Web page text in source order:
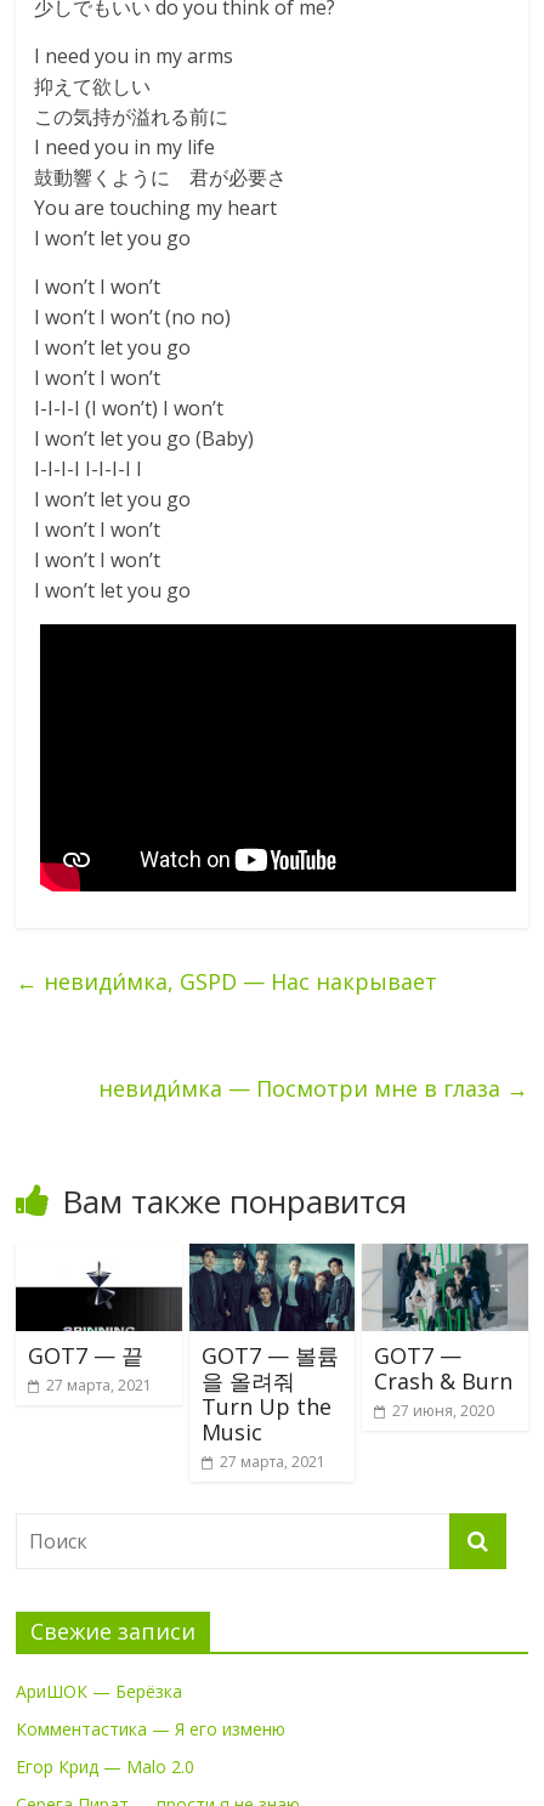
少しでもいい do you think of me?
I need you in my arms
抑えて欲しい
この気持が溢れる前に
I need you in my life
鼓動響くように 君が必要さ
You are touching my heart
I won’t let you go
I won’t I won’t
I won’t I won’t (no no)
I won’t let you go
I won’t I won’t
I-I-I-I (I won’t) I won’t
I won’t let you go (Baby)
I-I-I-I I-I-I-I I
I won’t let you go
I won’t I won’t
I won’t I won’t
I won’t let you go
← невиди́мка, GSPD — Нас накрывает
невиди́мка — Посмотри мне в глаза →
Вам также понравится
GOT7 — 끝
27 марта, 2021
GOT7 — 볼륨
을 올려줘
Turn Up the
Music
27 марта, 2021
GOT7 —
Crash & Burn
27 июня, 2020
Свежие записи
АриШОК — Берёзка
Комментастика — Я его изменю
Егор Крид — Malo 2.0